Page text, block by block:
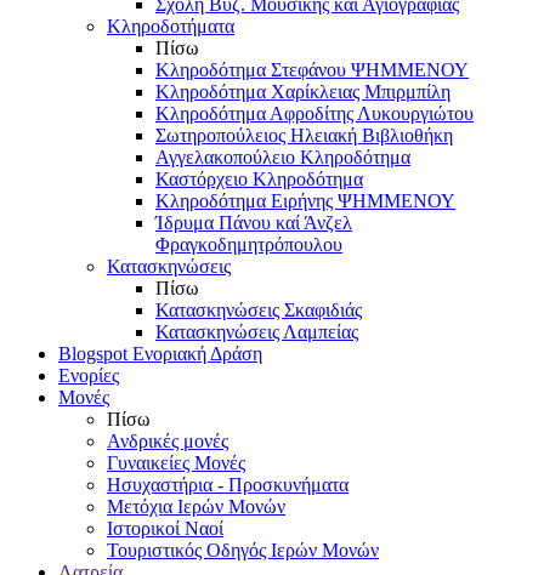
Κληροδοτήματα
Πίσω
Κληροδότημα Στεφάνου ΨΗΜΜΕΝΟΥ
Κληροδότημα Χαρίκλειας Μπιρμπίλη
Κληροδότημα Αφροδίτης Λυκουργιώτου
Σωτηροπούλειος Ηλειακή Βιβλιοθήκη
Αγγελακοπούλειο Κληροδότημα
Καστόρχειο Κληροδότημα
Κληροδότημα Ειρήνης ΨΗΜΜΕΝΟΥ
Ίδρυμα Πάνου καί Άνζελ
Φραγκοδημητρόπουλου
Κατασκηνώσεις
Πίσω
Κατασκηνώσεις Σκαφιδιάς
Κατασκηνώσεις Λαμπείας
Blogspot Ενοριακή Δράση
Ενορίες
Μονές
Πίσω
Ανδρικές μονές
Γυναικείες Μονές
Ησυχαστήρια - Προσκυνήματα
Μετόχια Ιερών Μονών
Ιστορικοί Ναοί
Τουριστικός Οδηγός Ιερών Μονών